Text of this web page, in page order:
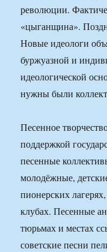
революции.
«цыганщина».
Новые идеологи
буржуазной и
идеологической
нужны были
Песенное
поддержкой
песенные
молодёжные,
пионерских
клубах. Песенные
тюрьмах и местах
советские песни